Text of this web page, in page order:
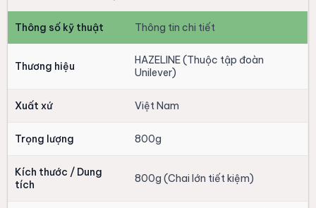
Thông số kỹ thuật Thông tin chi tiết
Thương hiệu
HAZELINE (Thuộc tập đoàn
Unilever)
Xuất xứ Việt Nam
Trọng lượng 800g
Kích thước / Dung
tích
800g (Chai lớn tiết kiệm)